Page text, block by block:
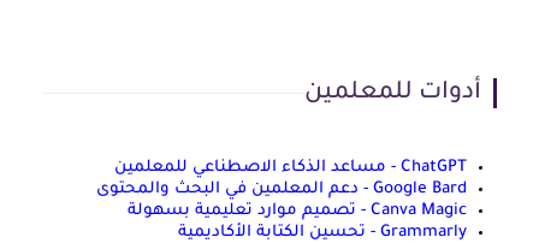
أدوات للمعلمين
ChatGPT - مساعد الذكاء الاصطناعي للمعلمين
Google Bard - دعم المعلمين في البحث والمحتوى
Canva Magic - تصميم موارد تعليمية بسهولة
Grammarly - تحسين الكتابة الأكاديمية